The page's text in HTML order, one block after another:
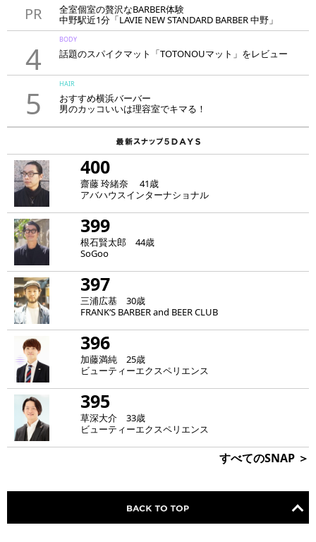
PR
全室個室の贅沢なBARBER体験
中野駅近1分「LAVIE NEW STANDARD BARBER 中野」
4
BODY
話題のスパイクマット「TOTONOUマット」をレビュー
5
HAIR
おすすめ横浜バーバー
男のカッコいいは理容室でキマる！
400
齋藤 玲緒奈 41歳
アバハウスインターナショナル
399
根石賢太郎 44歳
SoGoo
397
三浦広基 30歳
FRANK‘S BARBER and BEER CLUB
396
加藤満純 25歳
ビューティーエクスペリエンス
395
草深大介 33歳
ビューティーエクスペリエンス
すべてのSNAP ＞